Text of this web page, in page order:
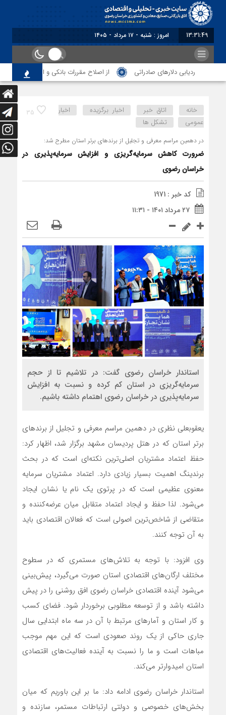
13:31:49 برابر با : Saturday - 8 August
ردیابی دلارهای صادراتی از اصلاح مقررات بانکی و ارزی تا تقویت
35 خانه اتاق خبر اخبار برگزیده
اخبار
عمومی
تشکل ها
در دهمین مراسم معرفی و تجلیل از برندهای برتر استان مطرح شد:
ضرورت کاهش سرمایه‌گریزی و افزایش سرمایه‌پذیری در
خراسان رضوی
کد خبر : 1971
۲۷ مرداد ۱۴۰۱ - ۱۱:۳۱
استاندار خراسان رضوی گفت: در تلاشیم تا از حجم
سرمایه‌گریزی در استان کم کرده و نسبت به افزایش
سرمایه‌پذیری در خراسان رضوی اهتمام داشته باشیم.
یعقوبعلی نظری در دهمین مراسم معرفی و تجلیل از برندهای
برتر استان که در هتل پردیسان مشهد برگزار شد، اظهار کرد:
حفظ اعتماد مشتریان اصلی‌ترین نکته‌ای است که در بحث
برندینگ اهمیت بسیار زیادی دارد. اعتماد مشتریان سرمایه
معنوی عظیمی است که در پرتوی یک نام یا نشان ایجاد
می‌شود. لذا حفظ و ایجاد اعتماد متقابل میان عرضه‌کننده و
متقاضی از شاخص‌ترین اصولی است که فعالان اقتصادی باید
به آن توجه کنند.
وی افزود: با توجه به تلاش‌های مستمری که در سطوح
مختلف ارگان‌های اقتصادی استان صورت می‌گیرد، پیش‌بینی
می‌شود آینده اقتصادی خراسان ‌رضوی افق روشنی را در پیش
داشته باشد و از توسعه مطلوبی برخوردار شود. فضای کسب‌
و کار استان و آمارهای مرتبط با آن در سه ماه ابتدایی سال
جاری حاکی از یک روند صعودی است که این مهم موجب
مباهات‌ است و ما را نسبت به آینده فعالیت‌های اقتصادی
استان امیدوارتر می‌کند.
استاندار خراسان رضوی ادامه داد: ما بر این باوریم که میان
بخش‌های خصوصی و دولتی ارتباطات مستمر، سازنده و